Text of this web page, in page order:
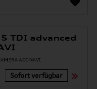
TDI advanced
Sofort verfügbar